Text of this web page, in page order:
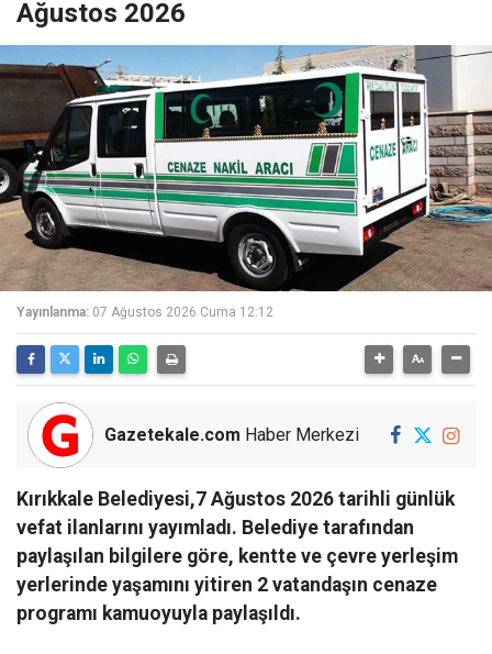
Ağustos 2026
Yayınlanma: 07 Ağustos 2026 Cuma 12:12
Gazetekale.com Haber Merkezi
Kırıkkale Belediyesi,7 Ağustos 2026 tarihli günlük
vefat ilanlarını yayımladı. Belediye tarafından
paylaşılan bilgilere göre, kentte ve çevre yerleşim
yerlerinde yaşamını yitiren 2 vatandaşın cenaze
programı kamuoyuyla paylaşıldı.